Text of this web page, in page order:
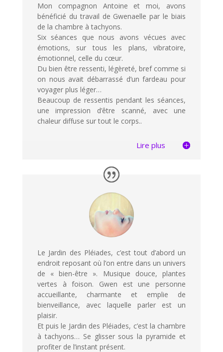
Mon compagnon Antoine et moi, avons
bénéficié du travail de Gwenaelle par le biais
de la chambre à tachyons.
Six séances que nous avons vécues avec
émotions, sur tous les plans, vibratoire,
émotionnel, celle du cœur.
Du bien être ressenti, légèreté, bref comme si
on nous avait débarrassé d’un fardeau pour
voyager plus léger…
Beaucoup de ressentis pendant les séances,
une impression d’être scanné, avec une
chaleur diffuse sur tout le corps..
Lire plus
Le Jardin des Pléiades, c’est tout d’abord un
endroit reposant où l’on entre dans un univers
de « bien-être ». Musique douce, plantes
vertes à foison. Gwen est une personne
accueillante, charmante et emplie de
bienveillance, avec laquelle parler est un
plaisir.
Et puis le Jardin des Pléiades, c’est la chambre
à tachyons… Se glisser sous la pyramide et
profiter de l’instant présent.